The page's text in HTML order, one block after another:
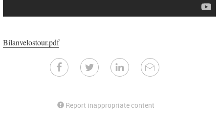
Bilanvelostour.pdf
Report inappropriate content